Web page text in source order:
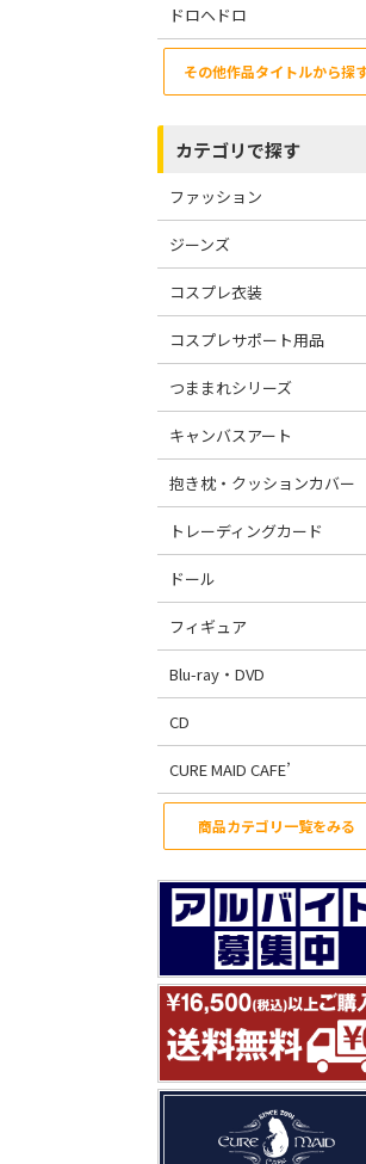
ドロヘドロ
その他作品タイトルから探
カテゴリで探す
ファッション
ジーンズ
コスプレ衣装
コスプレサポート用品
つままれシリーズ
キャンバスアート
抱き枕・クッションカバー
トレーディングカード
ドール
フィギュア
Blu-ray・DVD
CD
CURE MAID CAFE’
商品カテゴリ一覧をみる
ド カルミラ
¥1,650（税込）